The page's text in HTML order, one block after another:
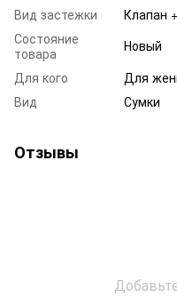
Вид застежки
Клапан
Состояние
товара
Новый
Для кого
Для
Вид
Сумки
Отзывы